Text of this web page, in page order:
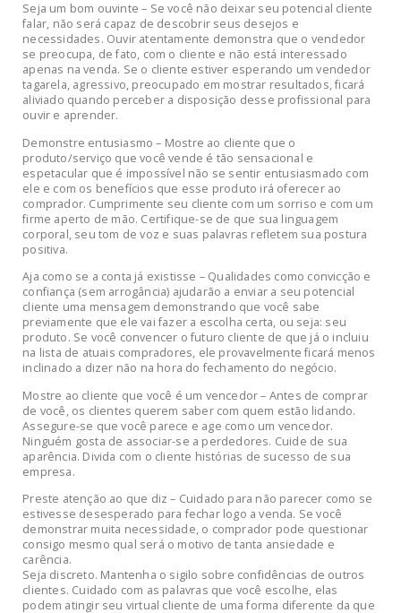
Seja um bom ouvinte – Se você não deixar seu potencial cliente
falar, não será capaz de descobrir seus desejos e
necessidades. Ouvir atentamente demonstra que o vendedor
se preocupa, de fato, com o cliente e não está interessado
apenas na venda. Se o cliente estiver esperando um vendedor
tagarela, agressivo, preocupado em mostrar resultados, ficará
aliviado quando perceber a disposição desse profissional para
ouvir e aprender.
Demonstre entusiasmo – Mostre ao cliente que o
produto/serviço que você vende é tão sensacional e
espetacular que é impossível não se sentir entusiasmado com
ele e com os benefícios que esse produto irá oferecer ao
comprador. Cumprimente seu cliente com um sorriso e com um
firme aperto de mão. Certifique-se de que sua linguagem
corporal, seu tom de voz e suas palavras refletem sua postura
positiva.
Aja como se a conta já existisse – Qualidades como convicção e
confiança (sem arrogância) ajudarão a enviar a seu potencial
cliente uma mensagem demonstrando que você sabe
previamente que ele vai fazer a escolha certa, ou seja: seu
produto. Se você convencer o futuro cliente de que já o incluiu
na lista de atuais compradores, ele provavelmente ficará menos
inclinado a dizer não na hora do fechamento do negócio.
Mostre ao cliente que você é um vencedor – Antes de comprar
de você, os clientes querem saber com quem estão lidando.
Assegure-se que você parece e age como um vencedor.
Ninguém gosta de associar-se a perdedores. Cuide de sua
aparência. Divida com o cliente histórias de sucesso de sua
empresa.
Preste atenção ao que diz – Cuidado para não parecer como se
estivesse desesperado para fechar logo a venda. Se você
demonstrar muita necessidade, o comprador pode questionar
consigo mesmo qual será o motivo de tanta ansiedade e
carência.
Seja discreto. Mantenha o sigilo sobre confidências de outros
clientes. Cuidado com as palavras que você escolhe, elas
podem atingir seu virtual cliente de uma forma diferente da que